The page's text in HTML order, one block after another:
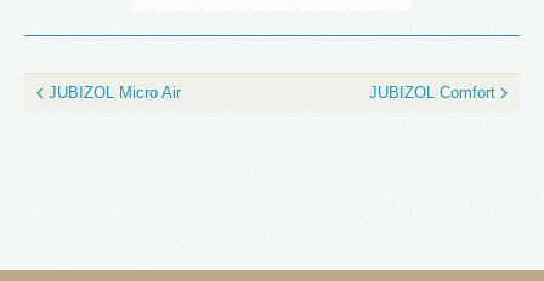
JUBIZOL Micro Air JUBIZOL Comfort